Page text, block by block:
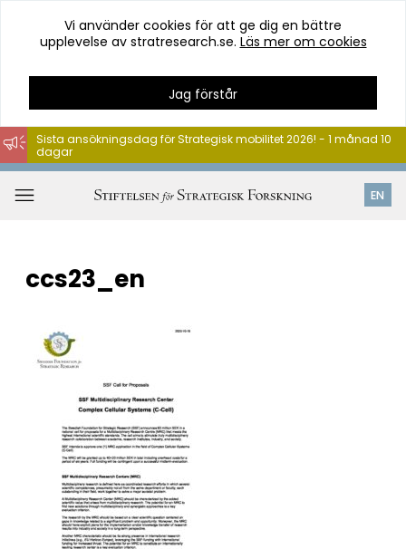
Hoppa
till
innehåll
Vi använder cookies för att ge dig en bättre
upplevelse av stratresearch.se. Läs mer om cookies
Jag förstår
EN
Sista ansökningsdag för Strategisk mobilitet 2026! - 1 månad 10
dagar
ccs23_en